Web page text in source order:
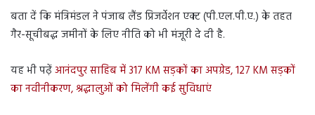
बता दें कि मंत्रिमंडल ने पंजाब लैंड प्रिजर्वेशन एक्ट (पी.एल.पी.ए.) के तहत
गैर-सूचीबद्ध जमीनों के लिए नीति को भी मंजूरी दे दी है.
यह भी पढ़ेंआनंदपुर साहिब में 317 KM सड़कों का अपग्रेड, 127 KM सड़कों
का नवीनीकरण, श्रद्धालुओं को मिलेंगी कई सुविधाएं